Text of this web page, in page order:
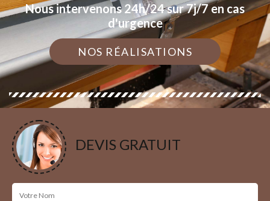
Nous intervenons 24h/24 sur 7j/7 en cas
d'urgence
NOS RÉALISATIONS
DEVIS GRATUIT